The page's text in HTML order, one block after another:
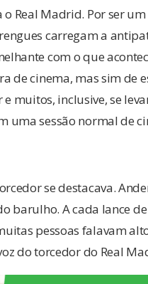
Real Madrid. Por ser
carregam a
com o que
de cinema, mas sim de
muitos, inclusive, se
uma sessão normal de
se destacava.
barulho. A cada lance
pessoas falavam
do torcedor do Real